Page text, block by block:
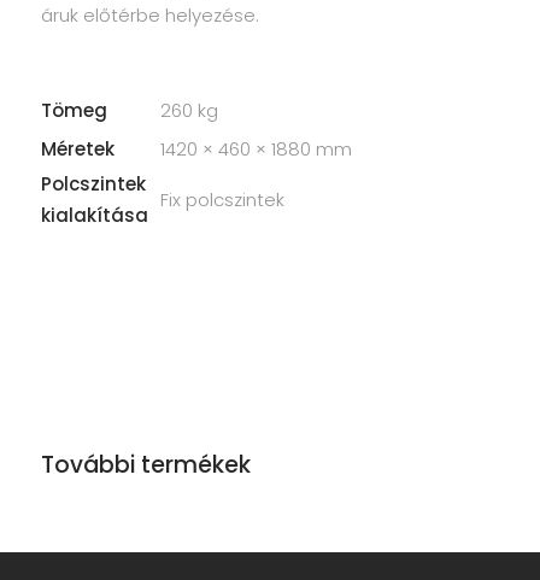
áruk előtérbe helyezése.
Tömeg
260 kg
Méretek
1420 × 460 × 1880 mm
Polcszintek
kialakítása
Fix polcszintek
További termékek